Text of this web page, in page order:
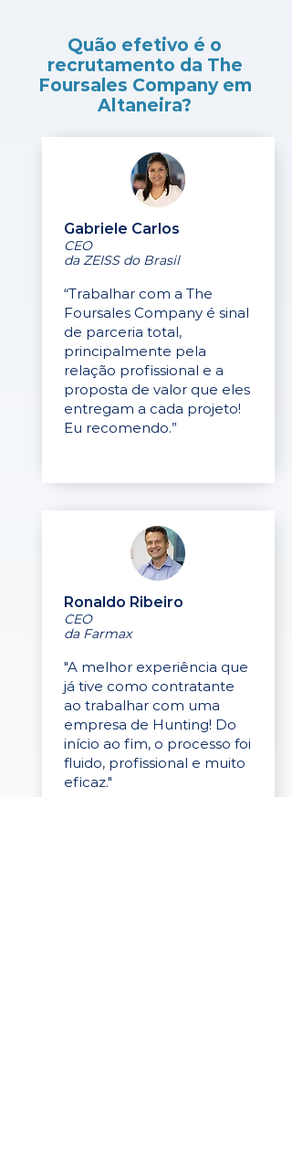
Quão efetivo é o
recrutamento da The
Foursales Company em
Altaneira?
Gabriele Carlos
CEO
da ZEISS do Brasil
“Trabalhar com a The
Foursales Company é sinal
de parceria total,
principalmente pela
relação profissional e a
proposta de valor que eles
entregam a cada projeto!
Eu recomendo.”
Ronaldo Ribeiro
CEO
da Farmax
"A melhor experiência que
já tive como contratante
ao trabalhar com uma
empresa de Hunting! Do
início ao fim, o processo foi
fluido, profissional e muito
eficaz."